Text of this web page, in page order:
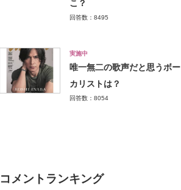
こ？
回答数：8495
実施中
唯一無二の歌声だと思うボー
カリストは？
回答数：8054
コメントランキング